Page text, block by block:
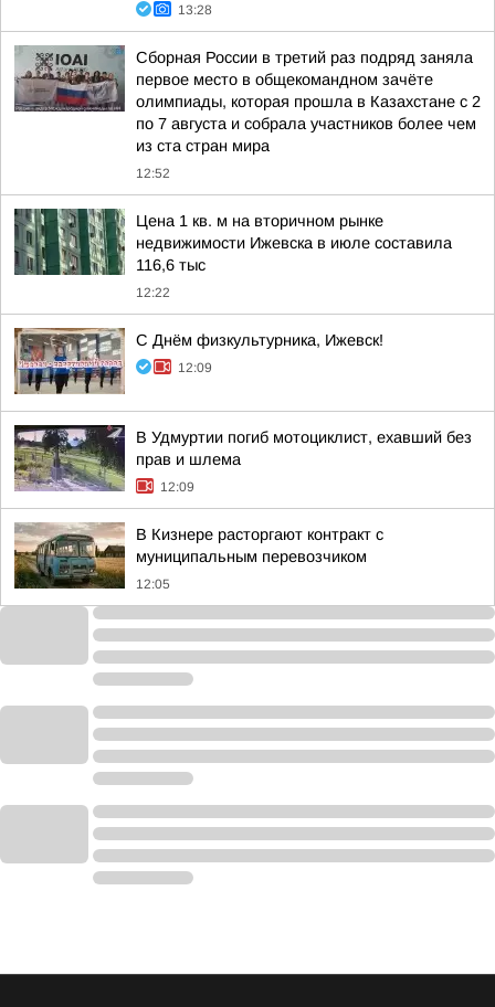
13:28
Сборная России в третий раз подряд заняла
первое место в общекомандном зачёте
олимпиады, которая прошла в Казахстане с 2
по 7 августа и собрала участников более чем
из ста стран мира
12:52
Цена 1 кв. м на вторичном рынке
недвижимости Ижевска в июле составила
116,6 тыс
12:22
С Днём физкультурника, Ижевск!
12:09
В Удмуртии погиб мотоциклист, ехавший без
прав и шлема
12:09
В Кизнере расторгают контракт с
муниципальным перевозчиком
12:05